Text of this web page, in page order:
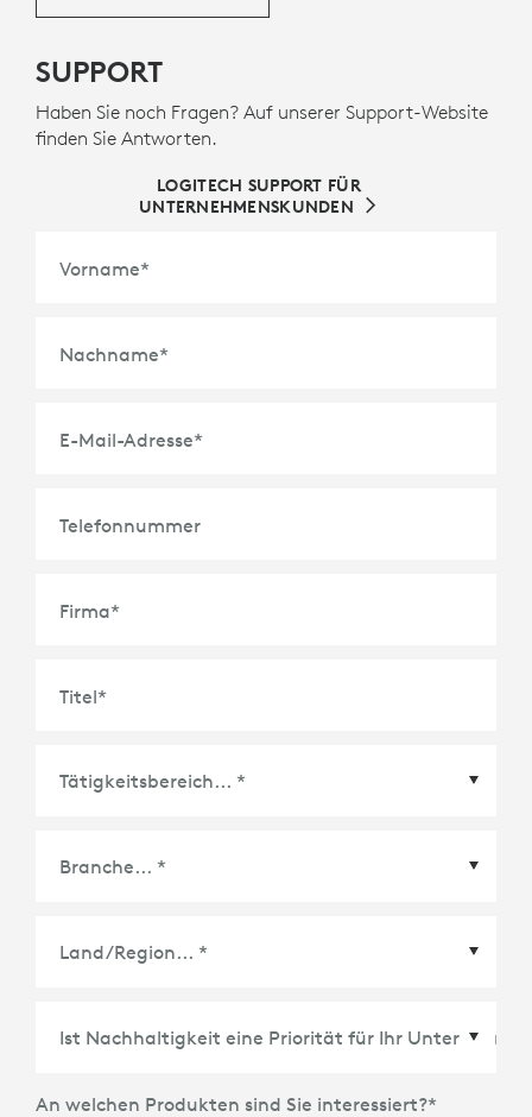
SUPPORT
Haben Sie noch Fragen? Auf unserer Support-Website
finden Sie Antworten.
LOGITECH SUPPORT FÜR
UNTERNEHMENSKUNDEN
Vorname*
Nachname*
E-Mail-Adresse*
Telefonnummer
Firma*
Titel*
An welchen Produkten sind Sie interessiert?*